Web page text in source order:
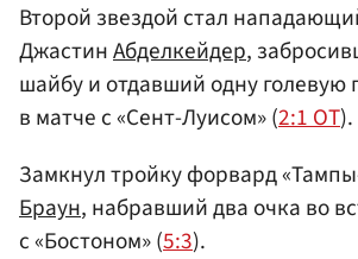
Второй звездой стал
ДжастинАбделкейдер,
шайбу и отдавший одну голевую
в матче с «Сент-Луисом» (2:1 ОТ).
Замкнул тройку форвард
Браун, набравший два очка во
с «Бостоном» (5:3).